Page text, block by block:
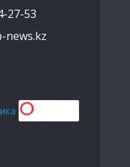
27-53
news.kz